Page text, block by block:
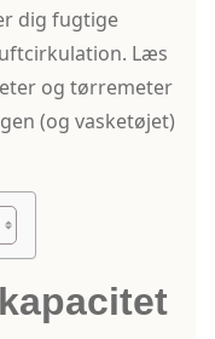
dig fugtige
Læs
og tørremeter
(og vasketøjet)